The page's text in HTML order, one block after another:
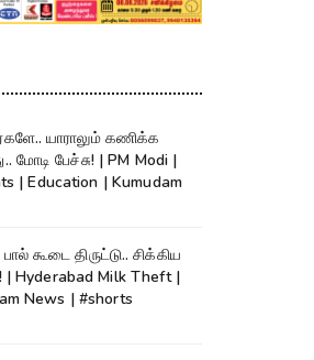
யாராலும் கணிக்க
பேச்சு! | PM Modi |
| Education | Kumudam
கூடை திருட்டு.. சிக்கிய
| Hyderabad Milk Theft |
News | #shorts